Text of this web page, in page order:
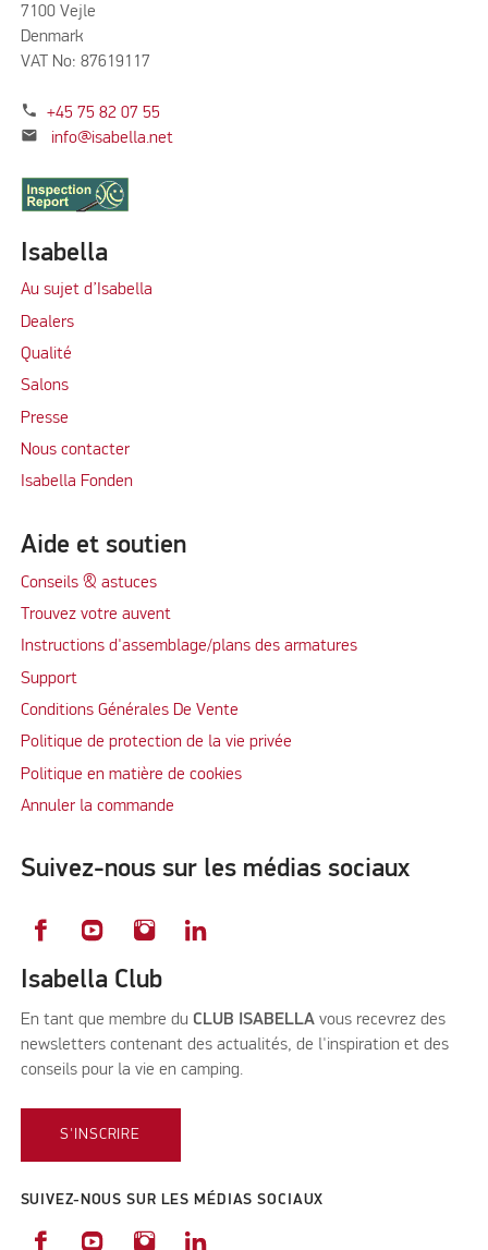
7100 Vejle
Denmark
VAT No: 87619117
phone +45 75 82 07 55
mail info@isabella.net
Isabella
Au sujet d’Isabella
Dealers
Qualité
Salons
Presse
Nous contacter
Isabella Fonden
Aide et soutien
Conseils & astuces
Trouvez votre auvent
Instructions d'assemblage/plans des armatures
Support
Conditions Générales De Vente
Politique de protection de la vie privée
Politique en matière de cookies
Annuler la commande
Suivez-nous sur les médias sociaux
Isabella Club
En tant que membre du CLUB ISABELLA vous recevrez des
newsletters contenant des actualités, de l'inspiration et des
conseils pour la vie en camping.
S'INSCRIRE
SUIVEZ-NOUS SUR LES MÉDIAS SOCIAUX